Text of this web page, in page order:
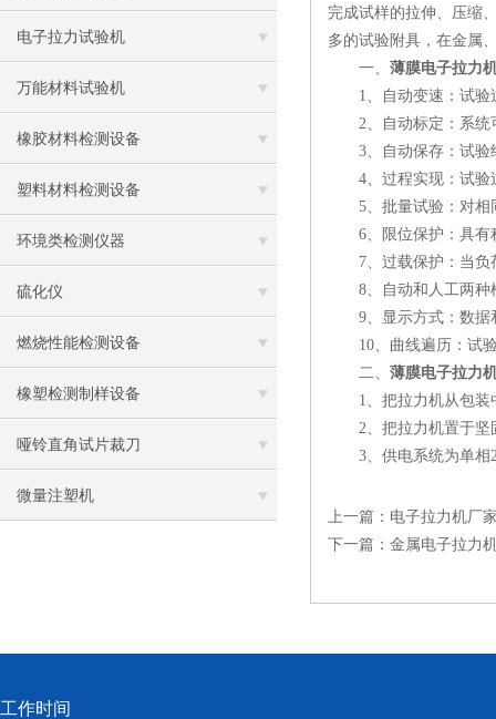
电子拉力试验机
万能材料试验机
橡胶材料检测设备
塑料材料检测设备
环境类检测仪器
硫化仪
燃烧性能检测设备
橡塑检测制样设备
哑铃直角试片裁刀
微量注塑机
完成试样的拉伸、压缩
多的试验附具，在金属
一、 薄膜电子拉力
1、自动变速：试验过
2、自动标定：系统
3、自动保存：试验
4、过程实现：试验
5、批量试验：对相
6、限位保护：具有
7、过载保护：当负
8、自动和人工两种
9、显示方式：数据
10、曲线遍历：试验
二、 薄膜电子拉力
1、把拉力机从包装
2、把拉力机置于坚
3、供电系统为单相
上一篇： 电子拉力机厂
下一篇： 金属电子拉力
工作时间